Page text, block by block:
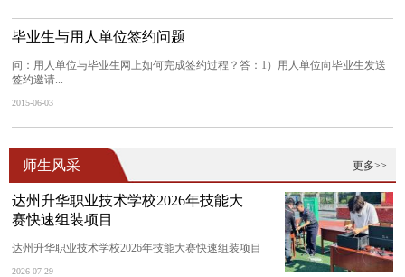
毕业生与用人单位签约问题
问：用人单位与毕业生网上如何完成签约过程？答：1）用人单位向毕业生发送
签约邀请...
2015-06-03
更多>>
师生风采
达州升华职业技术学校2026年技能大
赛快速组装项目
达州升华职业技术学校2026年技能大赛快速组装项目
2026-07-29